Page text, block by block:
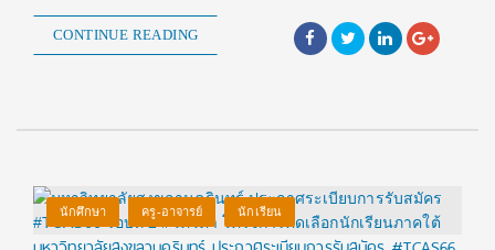
CONTINUE READING
นักศึกษา ครู-อาจารย์ นักเรียน